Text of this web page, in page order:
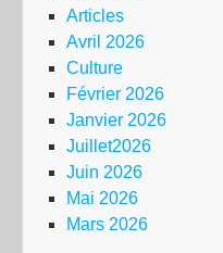
Articles
Avril 2026
Culture
Février 2026
Janvier 2026
Juillet2026
Juin 2026
Mai 2026
Mars 2026